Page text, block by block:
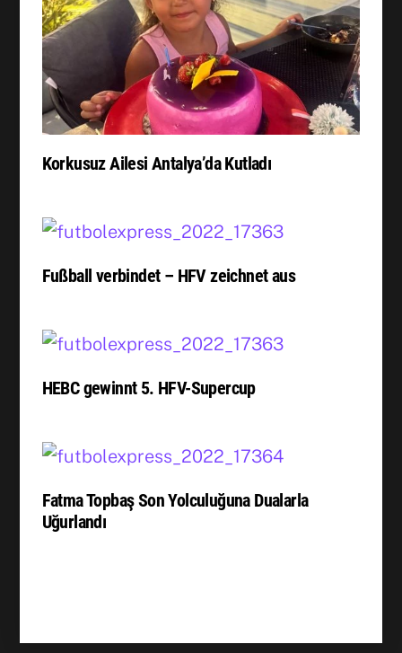
Korkusuz Ailesi Antalya’da Kutladı
Fußball verbindet – HFV zeichnet aus
HEBC gewinnt 5. HFV-Supercup
Fatma Topbaş Son Yolculuğuna Dualarla
Uğurlandı